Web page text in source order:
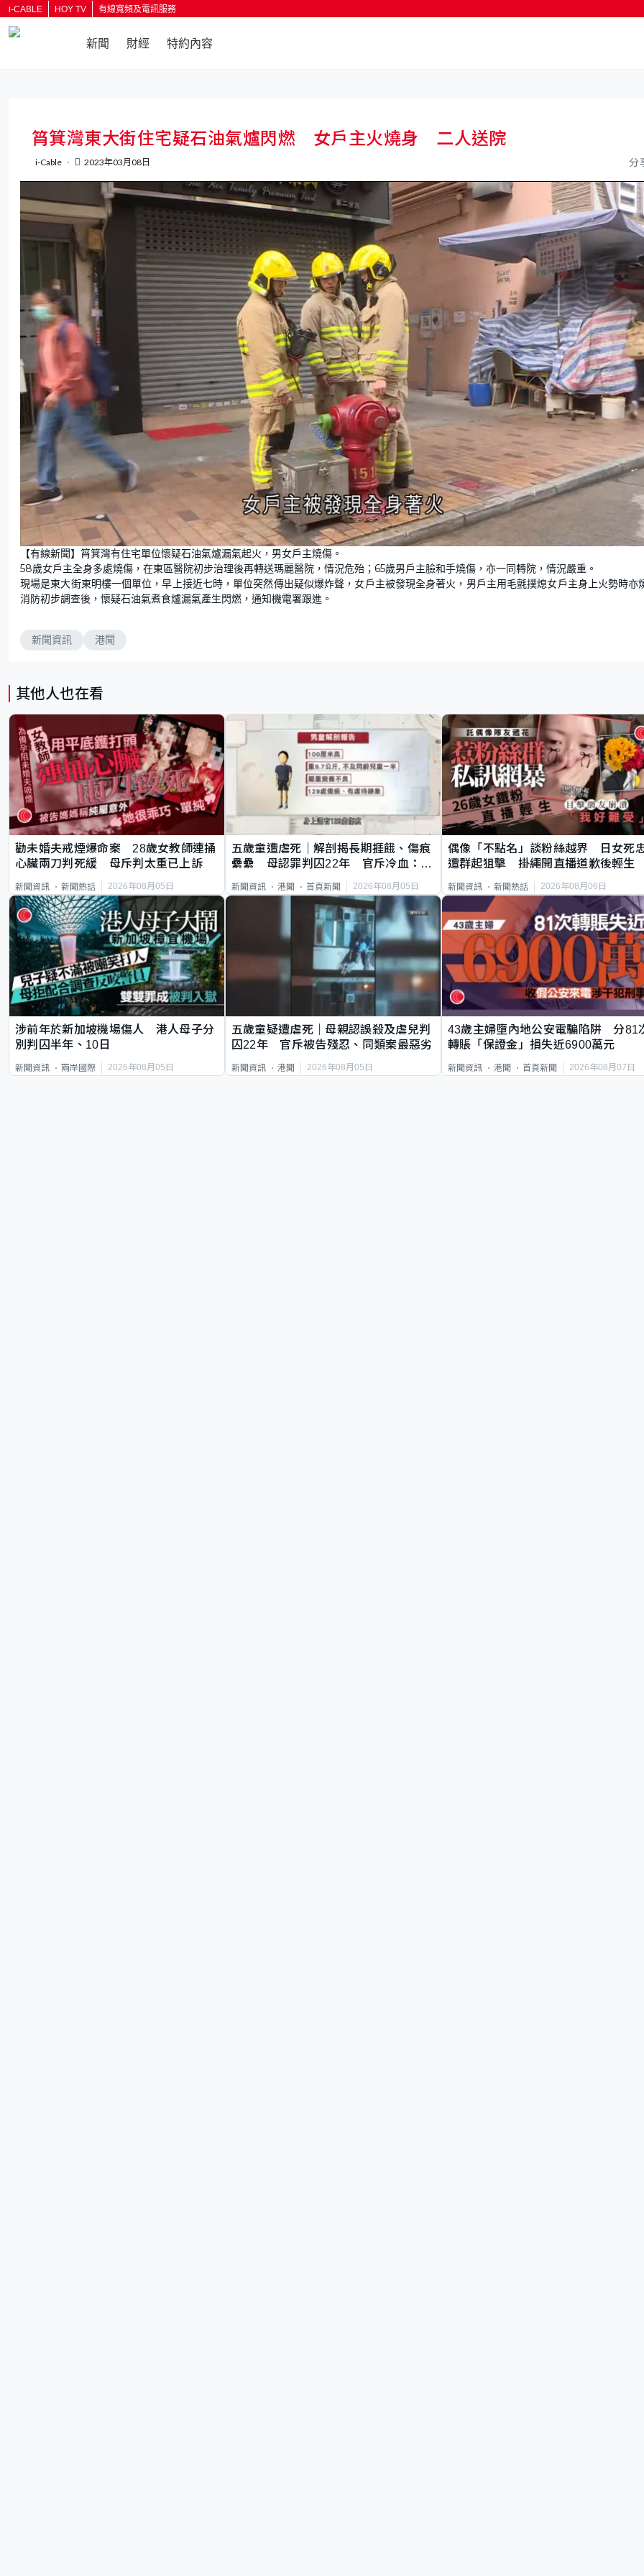
i-CABLE HOY TV 有線寬頻及電訊服務
新聞 財經 特約內容
筲箕灣東大街住宅疑石油氣爐閃燃 女戶主火燒身 二人送院
i-Cable 2023年03月08日 分
【有線新聞】筲箕灣有住宅單位懷疑石油氣爐漏氣起火，男女戶主燒傷。
58歲女戶主全身多處燒傷，在東區醫院初步治理後再轉送瑪麗醫院，情況危殆；65歲男戶主臉和手燒傷，亦一同轉院，情況嚴重。
現場是東大街東明樓一個單位，早上接近七時，單位突然傳出疑似爆炸聲，女戶主被發現全身著火，男戶主用毛氈撲熄女戶主身上火勢時亦
消防初步調查後，懷疑石油氣煮食爐漏氣產生閃燃，通知機電署跟進。
新聞資訊 港聞
其他人也在看
勸未婚夫戒煙爆命案 28歲女教師連捅
心臟兩刀判死緩 母斥判太重已上訴
新聞資訊 新聞熱話 2026年08月05日
五歲童遭虐死｜解剖揭長期捱餓、傷痕
纍纍 母認罪判囚22年 官斥冷血：同
新聞資訊 港聞 首頁新聞 2026年08月05日
偶像「不點名」談粉絲越界 日女死
遭群起狙擊 掛繩開直播道歉後輕生
新聞資訊 新聞熱話 2026年08月06日
涉前年於新加坡機場傷人 港人母子分
別判囚半年、10日
新聞資訊 兩岸國際 2026年08月05日
五歲童疑遭虐死｜母親認誤殺及虐兒判
囚22年 官斥被告殘忍、同類案最惡劣
新聞資訊 港聞 2026年08月05日
43歲主婦墮內地公安電騙陷阱 分81
轉賬「保證金」損失近6900萬元
新聞資訊 港聞 首頁新聞 2026年08月07日